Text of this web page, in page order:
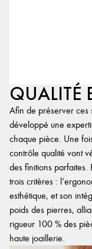
QUALITÉ
Afin de préserver ces
développé une
chaque pièce. Une
contrôle qualité vont
des finitions parfaites.
trois critères :
esthétique, et son
poids des pierres,
rigueur 100 % des
haute joaillerie.